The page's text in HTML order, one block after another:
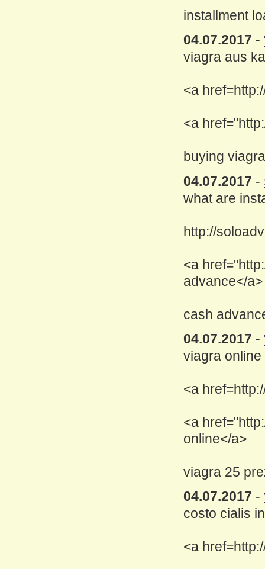
installment
04.07.2017 -
viagra aus
<a
<a
buying
04.07.2017 -
what are
http://
<a
advance</a>
cash
04.07.2017 -
viagra
<a
<a
online</a>
viagra 25
04.07.2017 -
costo cialis
<a